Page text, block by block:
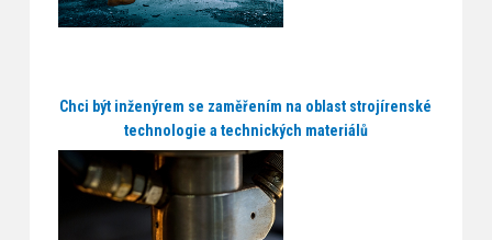
Chci být inženýrem se zaměřením na oblast strojírenské
technologie a technických materiálů